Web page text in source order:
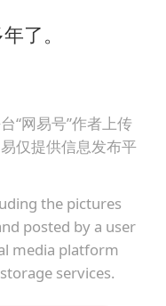
了。
“网易号”作者上传
仅提供信息发布平
the pictures
posted by a user
media platform
services.